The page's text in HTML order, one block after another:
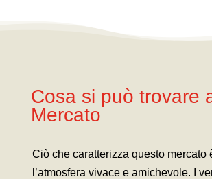
Cosa si può trovare
Mercato
Ciò che caratterizza questo mercato
l’atmosfera vivace e amichevole. I